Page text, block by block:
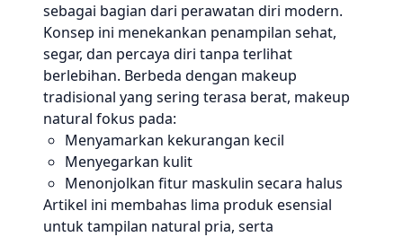
sebagai bagian dari perawatan diri modern.
Konsep ini menekankan penampilan sehat,
segar, dan percaya diri tanpa terlihat
berlebihan. Berbeda dengan makeup
tradisional yang sering terasa berat, makeup
natural fokus pada:
Menyamarkan kekurangan kecil
Menyegarkan kulit
Menonjolkan fitur maskulin secara halus
Artikel ini membahas lima produk esensial
untuk tampilan natural pria, serta